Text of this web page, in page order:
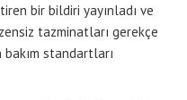
bir bildiri yayınladı ve
tazminatları gerekçe
standartları